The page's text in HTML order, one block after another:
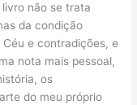
não se trata
da condição
e contradições, e
nota mais pessoal,
os
do meu próprio